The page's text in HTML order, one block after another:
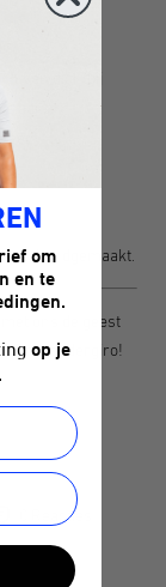
0 Reacties
aan
bekendgemaakt.
ons de geest
Dreiländergiro!
om
en te
op je